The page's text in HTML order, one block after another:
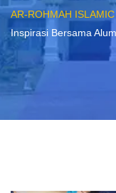
AR-ROHMAH
Inspirasi Bersama